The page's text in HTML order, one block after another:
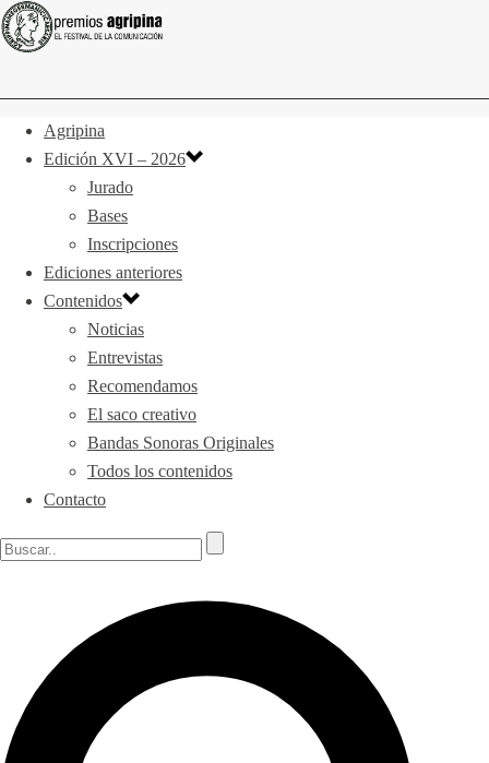
Agripina
Edición XVI – 2026
Jurado
Bases
Inscripciones
Ediciones anteriores
Contenidos
Noticias
Entrevistas
Recomendamos
El saco creativo
Bandas Sonoras Originales
Todos los contenidos
Contacto